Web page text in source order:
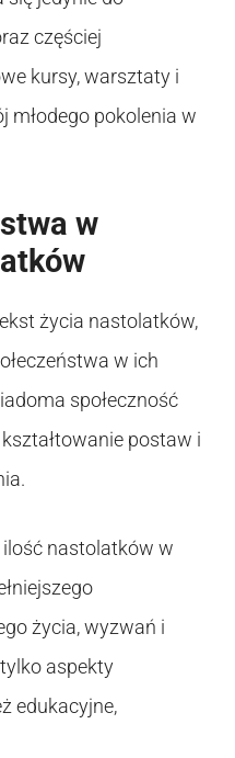
częściej
kursy, warsztaty i
młodego pokolenia w
w
życia nastolatków,
w ich
społeczność
postaw i
nastolatków w
życia, wyzwań i
aspekty
edukacyjne,